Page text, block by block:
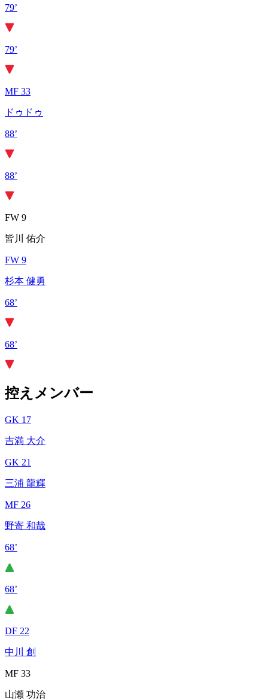
79’
79’
MF 33
ドゥドゥ
88’
88’
FW 9
皆川 佑介
FW 9
杉本 健勇
68’
68’
控えメンバー
GK 17
吉満 大介
GK 21
三浦 龍輝
MF 26
野寄 和哉
68’
68’
DF 22
中川 創
MF 33
山瀬 功治